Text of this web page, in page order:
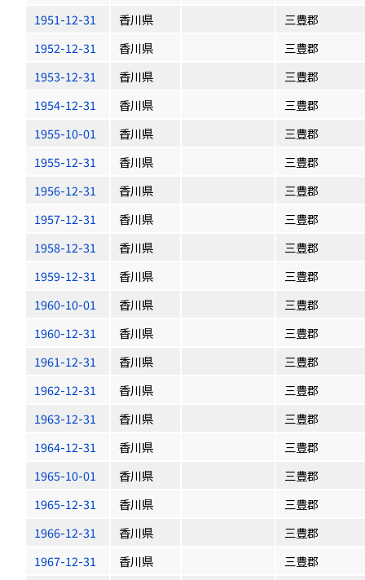
1951-12-31
香川県
三豊郡
1952-12-31
香川県
三豊郡
1953-12-31
香川県
三豊郡
1954-12-31
香川県
三豊郡
1955-10-01
香川県
三豊郡
1955-12-31
香川県
三豊郡
1956-12-31
香川県
三豊郡
1957-12-31
香川県
三豊郡
1958-12-31
香川県
三豊郡
1959-12-31
香川県
三豊郡
1960-10-01
香川県
三豊郡
1960-12-31
香川県
三豊郡
1961-12-31
香川県
三豊郡
1962-12-31
香川県
三豊郡
1963-12-31
香川県
三豊郡
1964-12-31
香川県
三豊郡
1965-10-01
香川県
三豊郡
1965-12-31
香川県
三豊郡
1966-12-31
香川県
三豊郡
1967-12-31
香川県
三豊郡